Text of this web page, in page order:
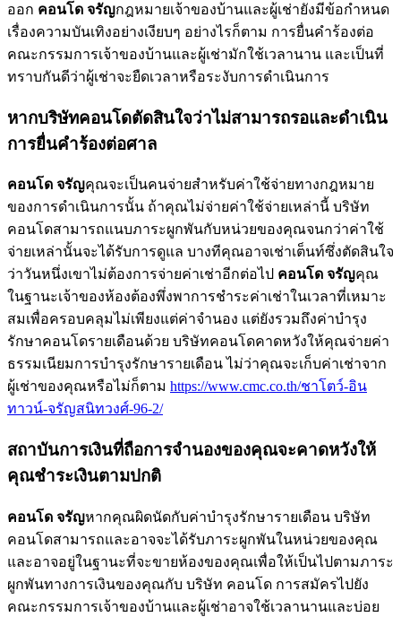
ออก คอนโด จรัญกฎหมายเจ้าของบ้านและผู้เช่ายังมีข้อกำหนด
เรื่องความบันเทิงอย่างเงียบๆ อย่างไรก็ตาม การยื่นคำร้องต่อ
คณะกรรมการเจ้าของบ้านและผู้เช่ามักใช้เวลานาน และเป็นที่
ทราบกันดีว่าผู้เช่าจะยืดเวลาหรือระงับการดำเนินการ
หากบริษัทคอนโดตัดสินใจว่าไม่สามารถรอและดำเนิน
การยื่นคำร้องต่อศาล
คอนโด จรัญคุณจะเป็นคนจ่ายสำหรับค่าใช้จ่ายทางกฎหมาย
ของการดำเนินการนั้น ถ้าคุณไม่จ่ายค่าใช้จ่ายเหล่านี้ บริษัท
คอนโดสามารถแนบภาระผูกพันกับหน่วยของคุณจนกว่าค่าใช้
จ่ายเหล่านั้นจะได้รับการดูแล บางทีคุณอาจเช่าเต็นท์ซึ่งตัดสินใจ
ว่าวันหนึ่งเขาไม่ต้องการจ่ายค่าเช่าอีกต่อไป คอนโด จรัญคุณ
ในฐานะเจ้าของห้องต้องพึ่งพาการชำระค่าเช่าในเวลาที่เหมาะ
สมเพื่อครอบคลุมไม่เพียงแต่ค่าจำนอง แต่ยังรวมถึงค่าบำรุง
รักษาคอนโดรายเดือนด้วย บริษัทคอนโดคาดหวังให้คุณจ่ายค่า
ธรรมเนียมการบำรุงรักษารายเดือน ไม่ว่าคุณจะเก็บค่าเช่าจาก
ผู้เช่าของคุณหรือไม่ก็ตาม https://www.cmc.co.th/ชาโตว์-อิน
ทาวน์-จรัญสนิทวงศ์-96-2/
สถาบันการเงินที่ถือการจำนองของคุณจะคาดหวังให้
คุณชำระเงินตามปกติ
คอนโด จรัญหากคุณผิดนัดกับค่าบำรุงรักษารายเดือน บริษัท
คอนโดสามารถและอาจจะได้รับภาระผูกพันในหน่วยของคุณ
และอาจอยู่ในฐานะที่จะขายห้องของคุณเพื่อให้เป็นไปตามภาระ
ผูกพันทางการเงินของคุณกับ บริษัท คอนโด การสมัครไปยัง
คณะกรรมการเจ้าของบ้านและผู้เช่าอาจใช้เวลานานและบ่อย